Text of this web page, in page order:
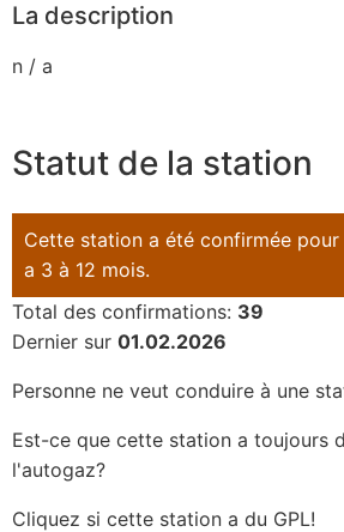
La description
n / a
Statut de la station
Cette station a été confirmée
a 3 à 12 mois.
Total des confirmations: 39
Dernier sur 01.02.2026
Personne ne veut conduire à une
Est-ce que cette station a toujours
l'autogaz?
Cliquez si cette station a du GPL!